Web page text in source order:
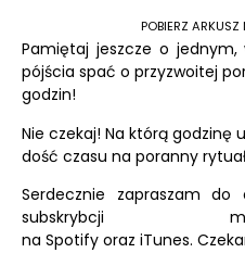
POBIERZ
Pamiętaj jeszcze o
pójścia spać o przyzwoitej
godzin!
Nie czekaj! Na którą godzinę
dość czasu na poranny
Serdecznie zapraszam do
subskrybcji
na Spotify oraz iTunes.